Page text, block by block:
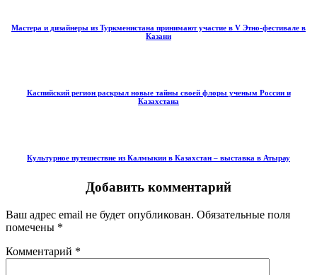
Мастера и дизайнеры из Туркменистана принимают участие в V Этно-фестивале в
Казани
Каспийский регион раскрыл новые тайны своей флоры ученым России и
Казахстана
Культурное путешествие из Калмыкии в Казахстан – выставка в Атырау
Добавить комментарий
Ваш адрес email не будет опубликован. Обязательные поля
помечены *
Комментарий *